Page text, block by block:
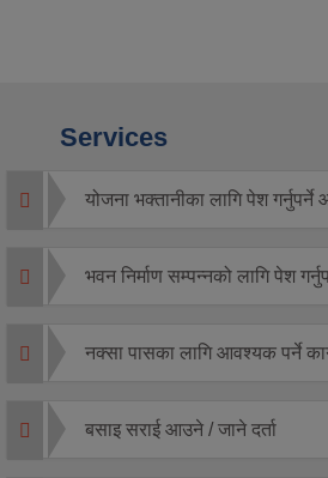
Services
योजना भक्तानीका लागि पेश
भवन निर्माण सम्पन्नको लागि पेश
नक्सा पासका लागि आवश्यक पर्ने
बसाइ सराई आउने / जाने दर्ता